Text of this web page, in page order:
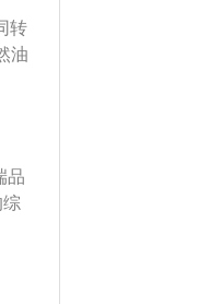
处
，
压
转
油
品